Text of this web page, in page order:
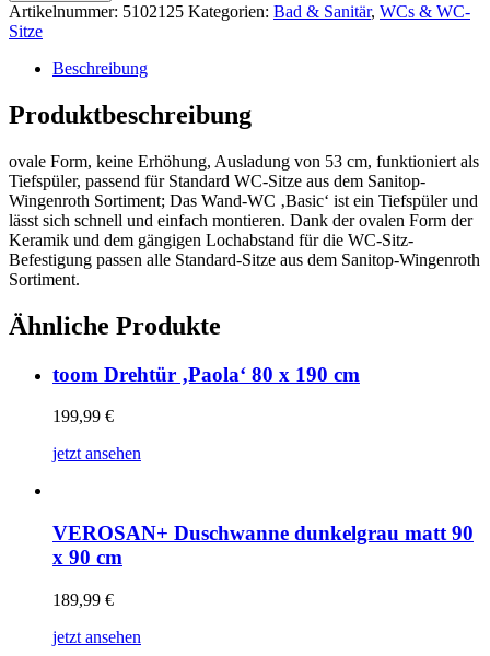
Artikelnummer: 5102125 Kategorien: Bad & Sanitär, WCs & WC-
Sitze
Beschreibung
Produktbeschreibung
ovale Form, keine Erhöhung, Ausladung von 53 cm, funktioniert als
Tiefspüler, passend für Standard WC-Sitze aus dem Sanitop-
Wingenroth Sortiment; Das Wand-WC ‚Basic‘ ist ein Tiefspüler und
lässt sich schnell und einfach montieren. Dank der ovalen Form der
Keramik und dem gängigen Lochabstand für die WC-Sitz-
Befestigung passen alle Standard-Sitze aus dem Sanitop-Wingenroth
Sortiment.
Ähnliche Produkte
toom Drehtür ‚Paola‘ 80 x 190 cm
199,99 €
jetzt ansehen
VEROSAN+ Duschwanne dunkelgrau matt 90
x 90 cm
189,99 €
jetzt ansehen